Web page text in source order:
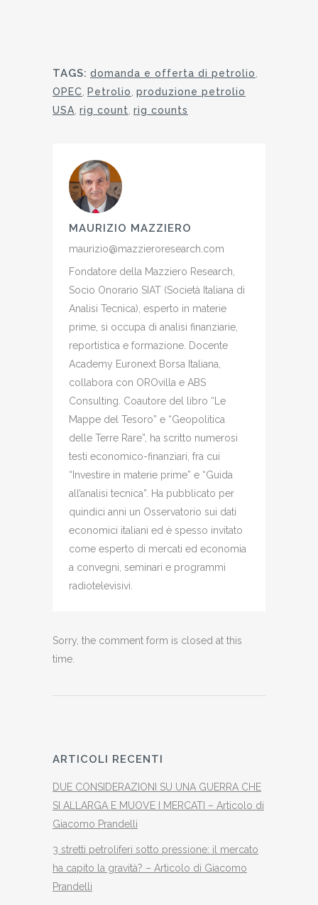
TAGS: domanda e offerta di petrolio
OPEC
Petrolio produzione petrolio
USA rig count rig counts
MAURIZIO MAZZIERO
maurizio@mazzieroresearch.com
Fondatore della Mazziero Research,
Socio Onorario SIAT (Società Italiana di
Analisi Tecnica), esperto in materie
prime, si occupa di analisi finanziarie,
reportistica e formazione. Docente
Academy Euronext Borsa Italiana,
collabora con OROvilla e ABS
Consulting. Coautore del libro “Le
Mappe del Tesoro” e “Geopolitica
delle Terre Rare”, ha scritto numerosi
testi economico-finanziari, fra cui
“Investire in materie prime” e “Guida
all’analisi tecnica”. Ha pubblicato per
quindici anni un Osservatorio sui dati
economici italiani ed è spesso invitato
come esperto di mercati ed economia
a convegni, seminari e programmi
radiotelevisivi.
Sorry, the comment form is closed at this
time.
ARTICOLI RECENTI
DUE CONSIDERAZIONI SU UNA GUERRA CHE
SI ALLARGA E MUOVE I MERCATI – Articolo di
Giacomo Prandelli
3 stretti petroliferi sotto pressione: il mercato
ha capito la gravità? – Articolo di Giacomo
Prandelli